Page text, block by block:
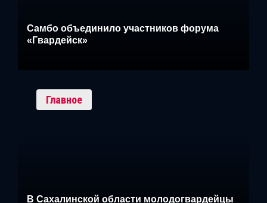
Самбо объединило участников форума
«Гвардейск»
Главное
В Сахалинской области молодогвардейцы